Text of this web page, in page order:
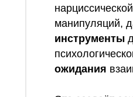
манипуляций,
инструменты
ожидания